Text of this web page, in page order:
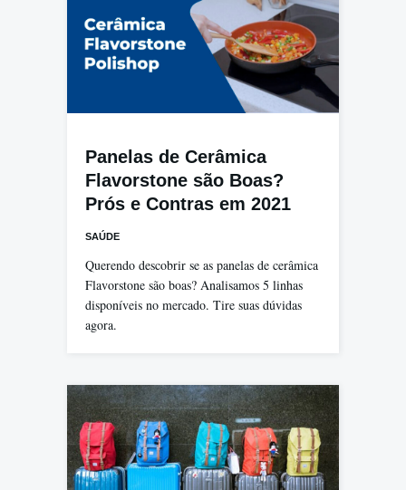
Panelas de Cerâmica
Flavorstone são Boas?
Prós e Contras em 2021
SAÚDE
Querendo descobrir se as panelas de cerâmica
Flavorstone são boas? Analisamos 5 linhas
disponíveis no mercado. Tire suas dúvidas
agora.